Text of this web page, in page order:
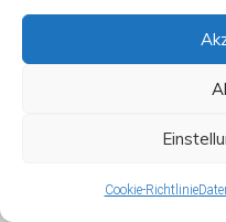
Cookie-Richtlinie
Stelle die
direkte Sonne
Durch die Beachtung